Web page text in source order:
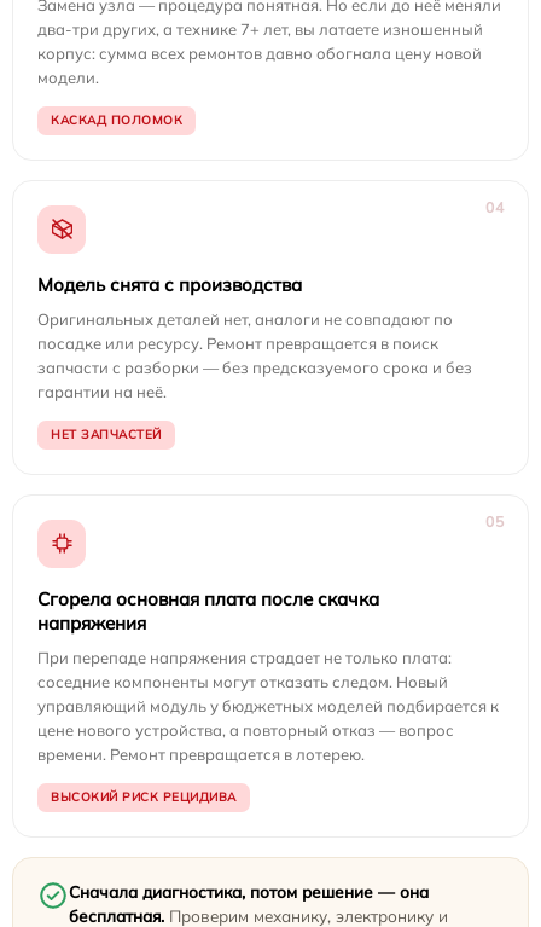
Замена узла — процедура понятная. Но если до неё меняли
два-три других, а технике 7+ лет, вы латаете изношенный
корпус: сумма всех ремонтов давно обогнала цену новой
модели.
КАСКАД ПОЛОМОК
04
Модель снята с производства
Оригинальных деталей нет, аналоги не совпадают по
посадке или ресурсу. Ремонт превращается в поиск
запчасти с разборки — без предсказуемого срока и без
гарантии на неё.
НЕТ ЗАПЧАСТЕЙ
05
Сгорела основная плата после скачка
напряжения
При перепаде напряжения страдает не только плата:
соседние компоненты могут отказать следом. Новый
управляющий модуль у бюджетных моделей подбирается к
цене нового устройства, а повторный отказ — вопрос
времени. Ремонт превращается в лотерею.
ВЫСОКИЙ РИСК РЕЦИДИВА
Сначала диагностика, потом решение — она
бесплатная. Проверим механику, электронику и